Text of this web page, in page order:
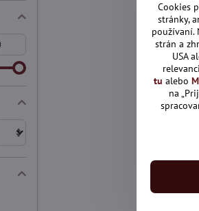
Cookies
stránky,
používaní.
strán a
USA
tu alebo
na